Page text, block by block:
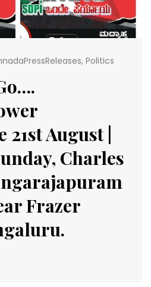
, Politics
21st August |
Charles
Frazer